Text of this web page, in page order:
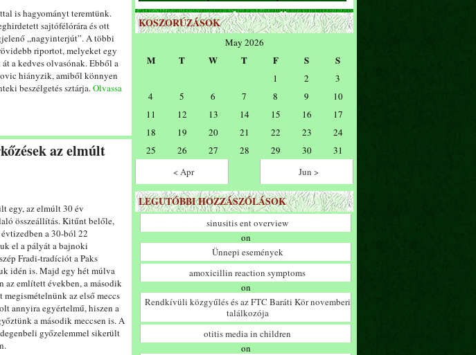
is hagyományt teremtünk.
sajtófélórára és ott
„nagyinterjút”. A többi
riportot, melyeket egy
a kedves olvasónak. Ebből a
hiányzik, amiből könnyen
beszélgetés sztárja.Olvassa
az elmúlt
egy, az elmúlt 30 év
összeállítás. Kitűnt belőle,
a 30-ból 22
el a pályát a bajnoki
Fradi-tradíciót a Paks
idén is. Majd egy hét múlva
az említett években, a második
az első meccs
annyira egyértelmű, hiszen a
a második meccsen is. A
győzelemmel sikerült
KOSZORÚZÁSOK
May 2026
M T W T F S S
1 2
3
4
5 6 7 8 9
10
11
12 13 14 15 16
17
18
19 20 21 22 23
24
25
26 27 28 29 30
31
< Apr
Jun >
LEGUTÓBBI HOZZÁSZÓLÁSOK
sinusitis ent overview
on
Ünnepi események
amoxicillin reaction symptoms
on
Rendkívüli közgyűlés és az FTC Baráti Kör novemberi
találkozója
otitis media in children
on